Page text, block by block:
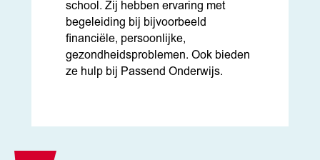
school. Zij hebben ervaring met
begeleiding bij bijvoorbeeld
financiële, persoonlijke,
gezondheidsproblemen. Ook bieden
ze hulp bij Passend Onderwijs.